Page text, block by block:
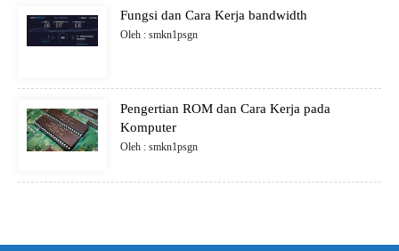
Fungsi dan Cara Kerja bandwidth
Oleh : smkn1psgn
Pengertian ROM dan Cara Kerja pada
Komputer
Oleh : smkn1psgn